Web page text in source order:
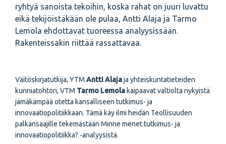
ryhtyä sanoista tekoihin, koska rahat on juuri luvattu
eikä tekijöistäkään ole pulaa, Antti Alaja ja Tarmo
Lemola ehdottavat tuoreessa analyysissään.
Rakenteissakin riittää rassattavaa.
Väitöskirjatutkija, YTM Antti Alajaja yhteiskuntatieteiden
kunniatohtori, VTM Tarmo Lemola kaipaavat valtiolta nykyistä
jämäkämpää otetta kansalliseen tutkimus- ja
innovaatiopolitiikkaan. Tämä käy ilmi heidän Teollisuuden
palkansaajille tekemästään Minne menet tutkimus- ja
innovaatiopolitiikka? -analyysistä.